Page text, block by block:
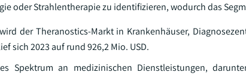
oder Strahlentherapie zu identifizieren, wodurch das
der Theranostics-Markt in Krankenhäuser,
sich 2023 auf rund 926,2 Mio. USD.
Spektrum an medizinischen Dienstleistungen,